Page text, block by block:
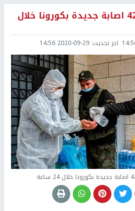
الصحة: 7 وفيات و420 اصابة جديدة بكورونا خلال
اخر تحديث: 2020-09-29 14:56